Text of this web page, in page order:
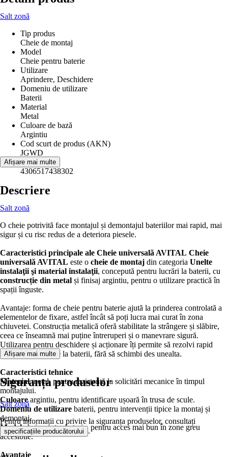
Salt zonă
Tip produs
Cheie de montaj
Model
Cheie pentru baterie
Utilizare
Aprindere, Deschidere
Domeniu de utilizare
Baterii
Material
Metal
Culoare de bază
Argintiu
Cod scurt de produs (AKN)
JGWD
EAN
4306517438302
Afișare mai multe
Descriere
Salt zonă
O cheie potrivită face montajul și demontajul bateriilor mai rapid, mai
sigur și cu risc redus de a deteriora piesele.
Caracteristici principale ale Cheie universală AVITAL Cheie
universală AVITAL este o cheie de montaj din categoria Unelte
instalaţii şi material instalaţii, concepută pentru lucrări la baterii, cu
construcție din metal și finisaj argintiu, pentru o utilizare practică în
spații înguste.
Avantaje: forma de cheie pentru baterie ajută la prinderea controlată a
elementelor de fixare, astfel încât să poți lucra mai curat în zona
chiuvetei. Construcția metalică oferă stabilitate la strângere și slăbire,
ceea ce înseamnă mai puține întreruperi și o manevrare sigură.
Utilizarea pentru deschidere și acționare îți permite să rezolvi rapid
intervențiile uzuale la baterii, fără să schimbi des unealta.
Caracteristici tehnice
Materialmetal, pentru rezistență la solicitări mecanice în timpul
montajului.
Culoareargintiu, pentru identificare ușoară în trusa de scule.
Domeniu de utilizare baterii, pentru intervenții tipice la montaj și
demontaj.
Modelcheie pentru baterie, pentru acces mai bun în zone greu
accesibile.
Avantaje
Afișare mai multe
Siguranța produselor
Salt zonă
Pentru informații cu privire la siguranța produselor, consultați
specificațiile producătorului .